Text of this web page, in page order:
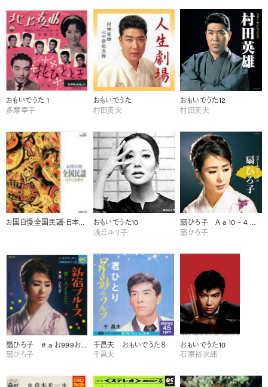
おもいでうた 1
多摩幸子
おもいでうた
村田英夫
おもいでうた12
村田英夫
お国自慢全国民謡-日本の音景色-
おもいでうた10
浅丘ルリ子
扇ひろ子 A a 10 – 4 扇ひろ子 任侠演歌
扇ひろ子
扇ひろ子 # a お999お おもいでうた12
扇ひろ子
千昌夫 おもいでうた８
千昌夫
おもいでうた10
石原裕次郎